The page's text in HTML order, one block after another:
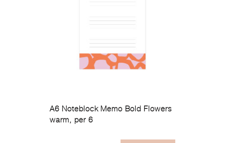
A6 Noteblock Memo Bold Flowers
warm, per 6